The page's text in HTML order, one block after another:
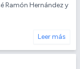
Hernández y
Leer más